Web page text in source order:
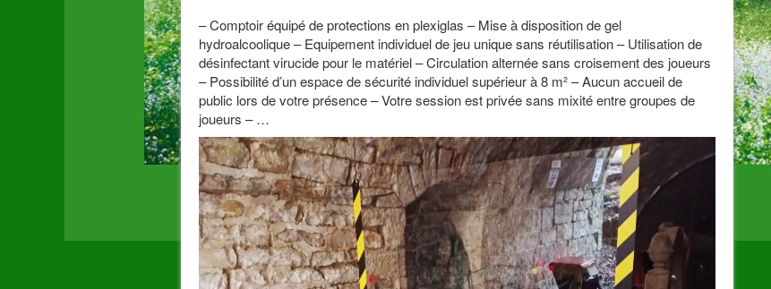
– Comptoir équipé de protections en plexiglas – Mise à disposition de gel
hydroalcoolique – Equipement individuel de jeu unique sans réutilisation – Utilisation de
désinfectant virucide pour le matériel – Circulation alternée sans croisement des joueurs
– Possibilité d’un espace de sécurité individuel supérieur à 8 m² – Aucun accueil de
public lors de votre présence – Votre session est privée sans mixité entre groupes de
joueurs – …